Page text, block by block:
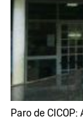
Paro de